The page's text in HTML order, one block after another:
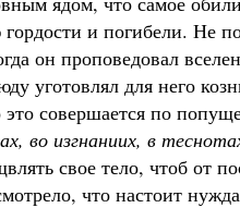
и погибели. Не
он проповедовал
уготовлял для него
это совершается по
во изгнаниих, в
свое тело, чтоб от
что настоит